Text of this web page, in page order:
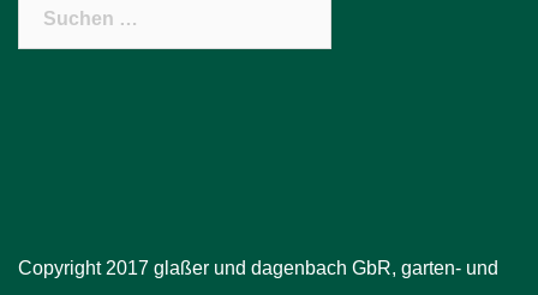
Copyright 2017 glaßer und dagenbach GbR, garten- und